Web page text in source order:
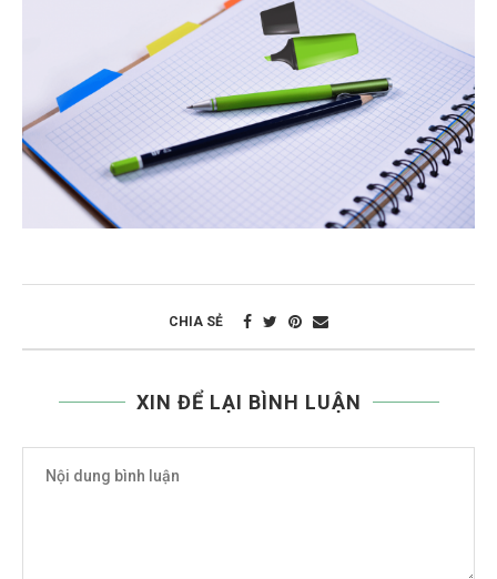
CHIA SẺ
XIN ĐỂ LẠI BÌNH LUẬN